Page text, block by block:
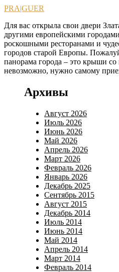
Перейти
содержимому
PRA|GUER
Для вас открыла свои двери
другими европейскими
роскошными ресторанами и
городов старой Европы.
панорама города – это крыши
невозможно, нужно самому
Архивы
Август 2026
Июль 2026
Июнь 2026
Май 2026
Апрель 2026
Март 2026
Февраль 2026
Январь 2026
Декабрь 2025
Сентябрь 2015
Август 2015
Декабрь 2014
Июль 2014
Июнь 2014
Май 2014
Апрель 2014
Март 2014
Февраль 2014